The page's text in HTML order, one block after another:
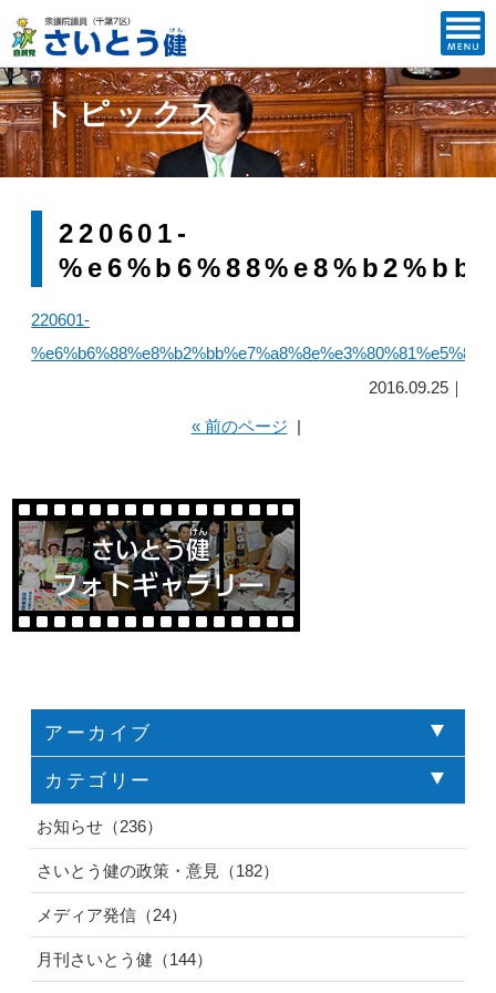
トピックス
220601-
220601-
2016.09.25｜
« 前のページ |
アーカイブ
カテゴリー
お知らせ（236）
さいとう健の政策・意見（182）
メディア発信（24）
月刊さいとう健（144）